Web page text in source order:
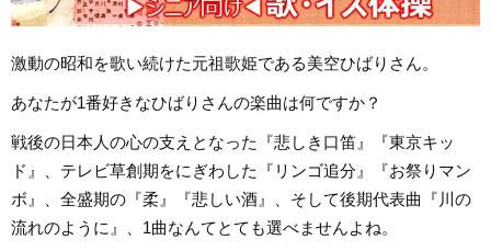
激動の昭和を歌い続けた元祖歌姫である美空ひばりさん。
あなたが1番好きなひばりさんの楽曲は何ですか？
戦後の日本人の心の支えとなった『悲しき口笛』『東京キッ
ド』、テレビ草創期をにぎわした『リンゴ追分』『お祭りマン
ボ』、全盛期の『柔』『悲しい酒』、そして後期代表曲『川の
流れのように』、1曲なんてとても選べませんよね。